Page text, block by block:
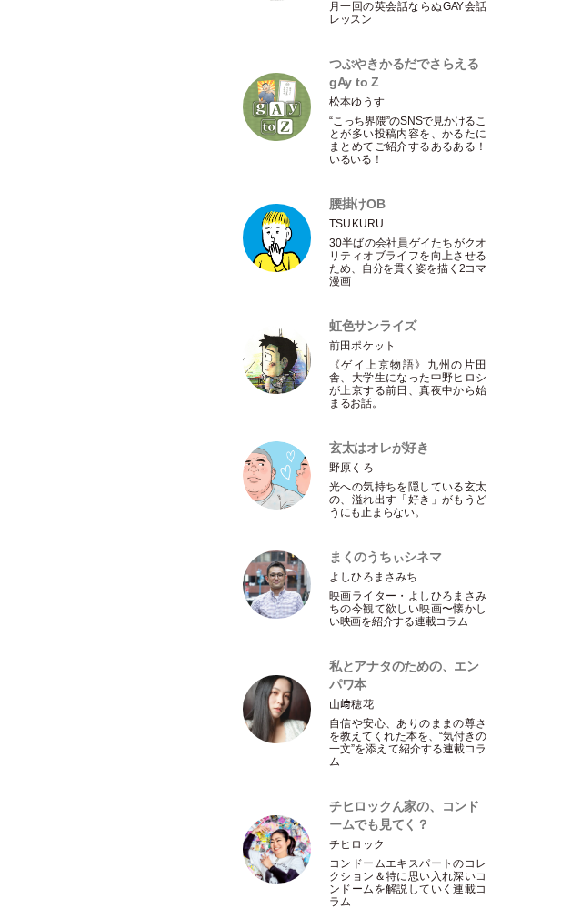
月一回の英会話ならぬGAY会話
レッスン
つぶやきかるだでさらえる
gAy to Z
松本ゆうす
“こっち界隈”のSNSで見かけるこ
とが多い投稿内容を、かるたに
まとめてご紹介するあるある！
いるいる！
腰掛けOB
TSUKURU
30半ばの会社員ゲイたちがクオ
リティオブライフを向上させる
ため、自分を貫く姿を描く2コマ
漫画
虹色サンライズ
前田ポケット
《ゲイ上京物語》九州の片田
舎、大学生になった中野ヒロシ
が上京する前日、真夜中から始
まるお話。
玄太はオレが好き
野原くろ
光への気持ちを隠している玄太
の、溢れ出す 「好き 」がもうど
うにも止まらない。
まくのうちぃシネマ
よしひろまさみち
映画ライター ・ よしひろまさみ
ちの今観て欲しい映画〜懐かし
い映画を紹介する連載コラム
私とアナタのための、エン
パワ本
山﨑穂花
自信や安心、ありのままの尊さ
を教えてくれた本を、“気付きの
一文”を添えて紹介する連載コラ
ム
チヒロックん家の、コンド
ームでも見てく？
チヒロック
コンドームエキスパートのコレ
クション＆特に思い入れ深いコ
ンドームを解説していく連載コ
ラム